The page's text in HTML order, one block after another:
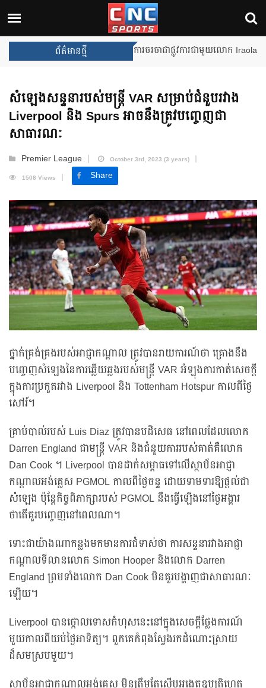
ព័ត៌មានថ្មី Unai Emery សន្យាថានឹងឈ្នះពាន
សំឡេងសន្ទនារបស់មន្ត្រី VAR សម្រាប់ជំនួបរវាង
Liverpool និង Spurs អាចនឹងត្រូវបញ្ចេញជា
សាធារណៈ
Premier League
October 3rd, 2023 (3 years)
1508 Views
Share
ថ្នាក់គ្រង់គ្រងរបស់អាជ្ញាកណ្តាល ត្រូវបានរាយការណ៍ថា គ្រោងនឹង
បញ្ចេញសំឡេងនៃការឆ្លើយឆ្លងរបស់មន្ត្រី VAR អំឡុងការកាត់សេចក្ដី
ក្នុងការប្រកួតរវាង Liverpool និង Tottenham Hotspur កាលពីថ្ងៃ
សៅរ៍។
គ្រាប់បាល់របស់ Luis Diaz ត្រូវបានបដិសេធ នៅពេលដែលលោក
Darren England ជាមន្ត្រី VAR និងជំនួយការរបស់គាត់គឺលោក
Dan Cook ។ Liverpool បានដាក់សម្ពាធទៅលើស្ថាប័នអាជ្ញា
កណ្តាលអង់គ្លេស PGMOL កាលពីថ្ងៃចន្ទ ដោយទាមទារឱ្យផ្ដល់ជា
សំឡេង ប៉ុន្តែកិច្ចពិភាក្សារបស់ PGMOL នឹងធ្វើឡើងនៅថ្ងៃអង្គារ
ថាតើគួរបញ្ចេញនៅពេលណា។
ទោះជាយ៉ាងណាកន្លងមកមានការជំទាស់ថា ការសន្ទនារវាងអាជ្ញា
កណ្តាលទីលានលោក Simon Hooper និងលោក Darren
England ព្រមទាំងលោក Dan Cook មិនគួរបង្ហាញជាសាធារណៈ
ឡើយ។
Liverpool បានថ្កោលទោសកំហុសនេះនៅក្នុងសេចក្តីថ្លែងការណ៍
មួយកាលពីយប់ថ្ងៃអាទិត្យ។ ពួកគេកំពុងស្វែងរកដំណោះស្រាយ
ដ៏សមស្របមួយ។